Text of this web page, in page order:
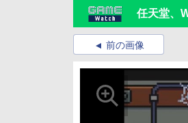
任天堂、
前の画像